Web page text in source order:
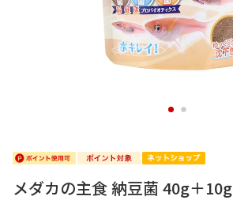
1 2
メダカの主食 納豆菌 40g＋10g